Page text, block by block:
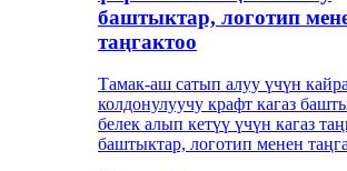
баштыктар, логотип
таңгактоо
Тамак-аш сатып алуу үчүн кайра
колдонулуучу крафт кагаз
белек алып кетүү үчүн кагаз
баштыктар, логотип менен